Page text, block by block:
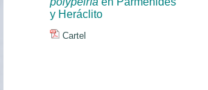
y Heráclito
Cartel